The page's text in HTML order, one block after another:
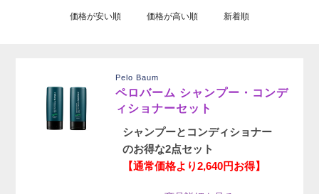
価格が安い順 価格が高い順 新着順
Pelo Baum
ペロバーム シャンプー・コンデ
ィショナーセット
シャンプーとコンディショナー
のお得な2点セット
【通常価格より2,640円お得】